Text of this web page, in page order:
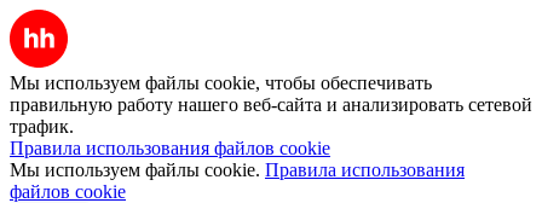
Мы используем файлы cookie, чтобы обеспечивать
правильную работу нашего веб-сайта и анализировать сетевой
трафик.
Правила использования файлов cookie
Мы используем файлы cookie. Правила использования
файлов cookie